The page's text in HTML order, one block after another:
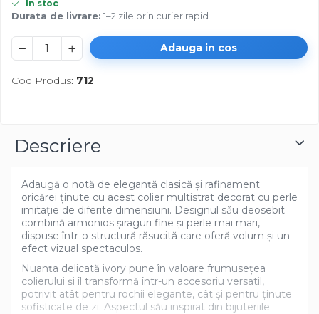
In stoc
Durata de livrare: 1–2 zile prin curier rapid
Adauga in cos
Cod Produs: 712
Descriere
Adaugă o notă de eleganță clasică și rafinament
oricărei ținute cu acest colier multistrat decorat cu perle
imitație de diferite dimensiuni. Designul său deosebit
combină armonios șiraguri fine și perle mai mari,
dispuse într-o structură răsucită care oferă volum și un
efect vizual spectaculos.
Nuanța delicată ivory pune în valoare frumusețea
colierului și îl transformă într-un accesoriu versatil,
potrivit atât pentru rochii elegante, cât și pentru ținute
sofisticate de zi. Aspectul său inspirat din bijuteriile